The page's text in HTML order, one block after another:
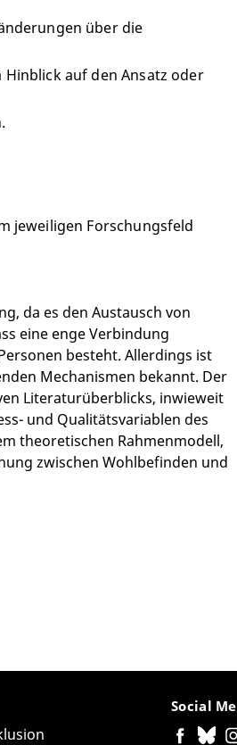
über die
Hinblick auf den Ansatz oder
jeweiligen Forschungsfeld
da es den Austausch von
eine enge Verbindung
besteht. Allerdings ist
Mechanismen bekannt. Der
Literaturüberblicks, inwieweit
und Qualitätsvariablen des
theoretischen Rahmenmodell,
zwischen Wohlbefinden und
Social